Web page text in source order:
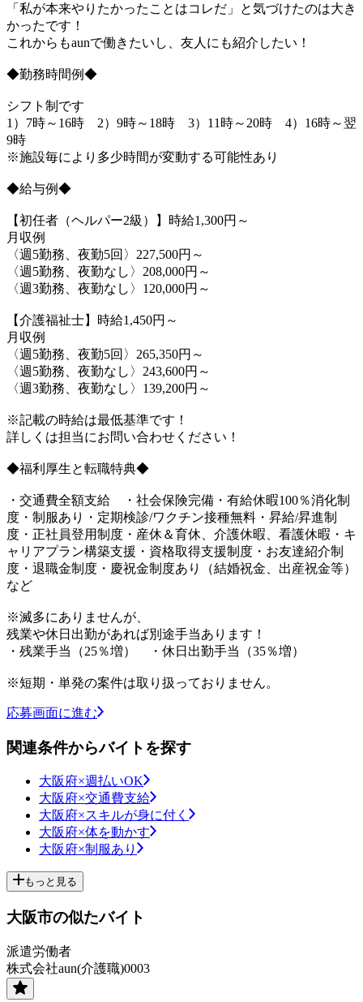
「私が本来やりたかったことはコレだ」と気づけたのは大き
かったです！
これからもaunで働きたいし、友人にも紹介したい！
◆勤務時間例◆
シフト制です
1）7時～16時 2）9時～18時 3）11時～20時 4）16時～翌
9時
※施設毎により多少時間が変動する可能性あり
◆給与例◆
【初任者（ヘルパー2級）】時給1,300円～
月収例
〈週5勤務、夜勤5回〉227,500円～
〈週5勤務、夜勤なし〉208,000円～
〈週3勤務、夜勤なし〉120,000円～
【介護福祉士】時給1,450円～
月収例
〈週5勤務、夜勤5回〉265,350円～
〈週5勤務、夜勤なし〉243,600円～
〈週3勤務、夜勤なし〉139,200円～
※記載の時給は最低基準です！
詳しくは担当にお問い合わせください！
◆福利厚生と転職特典◆
・交通費全額支給 ・社会保険完備・有給休暇100％消化制
度・制服あり・定期検診/ワクチン接種無料・昇給/昇進制
度・正社員登用制度・産休＆育休、介護休暇、看護休暇・キ
ャリアプラン構築支援・資格取得支援制度・お友達紹介制
度・退職金制度・慶祝金制度あり（結婚祝金、出産祝金等）
など
※滅多にありませんが、
残業や休日出勤があれば別途手当あります！
・残業手当（25％増） ・休日出勤手当（35％増）
※短期・単発の案件は取り扱っておりません。
応募画面に進む
関連条件からバイトを探す
大阪府×週払いOK
大阪府×交通費支給
大阪府×スキルが身に付く
大阪府×体を動かす
大阪府×制服あり
もっと見る
大阪市の似たバイト
派遣労働者
株式会社aun(介護職)0003